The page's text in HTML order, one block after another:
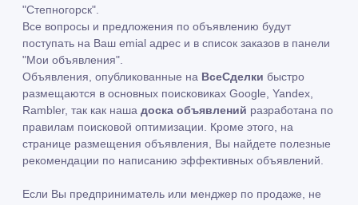
"Степногорск".
Все вопросы и предложения по объявлению будут
поступать на Ваш emial адрес и в список заказов в панели
"Мои объявления".
Объявления, опубликованные на ВсеСделки быстро
размещаются в основных поисковиках Google, Yandex,
Rambler, так как наша доска объявлений разработана по
правилам поисковой оптимизации. Кроме этого, на
странице размещения объявления, Вы найдете полезные
рекомендации по написанию эффективных объявлений.
Если Вы предприниматель или менджер по продаже, не